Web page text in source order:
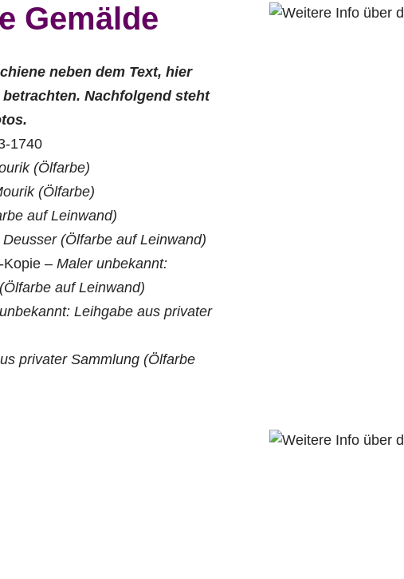
Gemälde
neben dem Text, hier
Nachfolgend steht
1740
(Ölfarbe)
(Ölfarbe)
auf Leinwand)
(Ölfarbe auf Leinwand)
Kopie – Maler unbekannt:
auf Leinwand)
Leihgabe aus privater
privater Sammlung (Ölfarbe